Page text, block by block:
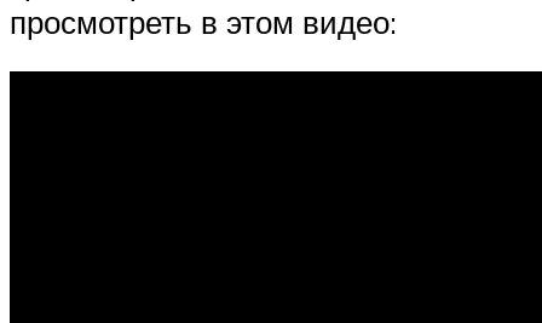
просмотреть в этом видео: